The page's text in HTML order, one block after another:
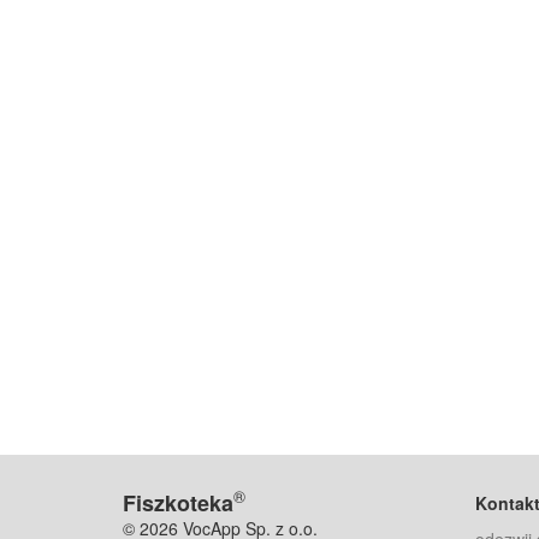
Fiszkoteka®
© 2026 VocApp Sp. z o.o.
Kontakt